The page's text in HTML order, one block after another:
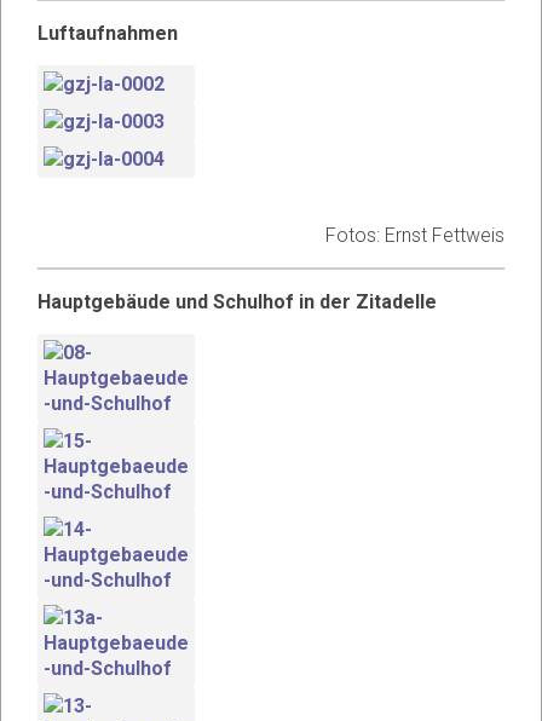
Luftaufnahmen
Fotos: Ernst Fettweis
Hauptgebäude und Schulhof in der Zitadelle